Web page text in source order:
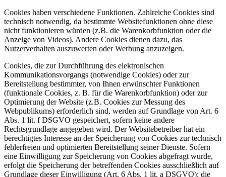
Cookies haben verschiedene Funktionen. Zahlreiche Cookies sind
technisch notwendig, da bestimmte Websitefunktionen ohne diese
nicht funktionieren würden (z.B. die Warenkorbfunktion oder die
Anzeige von Videos). Andere Cookies dienen dazu, das
Nutzerverhalten auszuwerten oder Werbung anzuzeigen.
Cookies, die zur Durchführung des elektronischen
Kommunikationsvorgangs (notwendige Cookies) oder zur
Bereitstellung bestimmter, von Ihnen erwünschter Funktionen
(funktionale Cookies, z. B. für die Warenkorbfunktion) oder zur
Optimierung der Website (z.B. Cookies zur Messung des
Webpublikums) erforderlich sind, werden auf Grundlage von Art. 6
Abs. 1 lit. f DSGVO gespeichert, sofern keine andere
Rechtsgrundlage angegeben wird. Der Websitebetreiber hat ein
berechtigtes Interesse an der Speicherung von Cookies zur technisch
fehlerfreien und optimierten Bereitstellung seiner Dienste. Sofern
eine Einwilligung zur Speicherung von Cookies abgefragt wurde,
erfolgt die Speicherung der betreffenden Cookies ausschließlich auf
Grundlage dieser Einwilligung (Art. 6 Abs. 1 lit. a DSGVO); die